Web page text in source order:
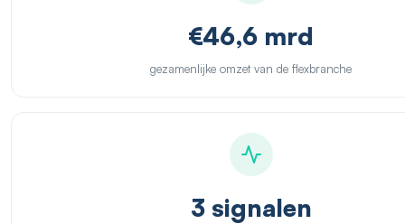
€46,6 mrd
gezamenlijke omzet van de flexbranche
3 signalen